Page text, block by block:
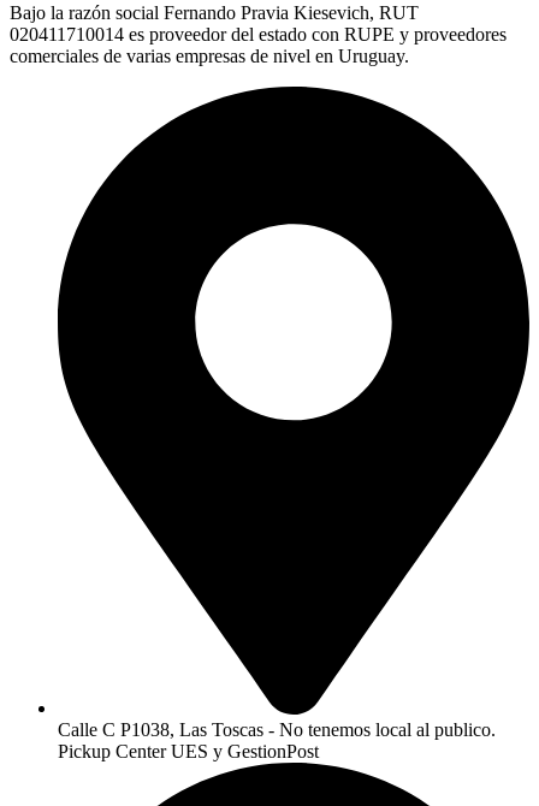
Bajo la razón social Fernando Pravia Kiesevich, RUT
020411710014 es proveedor del estado con RUPE y proveedores
comerciales de varias empresas de nivel en Uruguay.
Calle C P1038, Las Toscas - No tenemos local al publico.
Pickup Center UES y GestionPost